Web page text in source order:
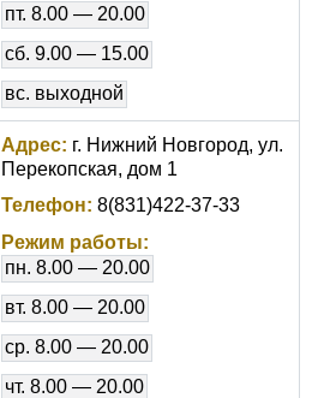
пт. 8.00 — 20.00
сб. 9.00 — 15.00
вс. выходной
Адрес: г. Нижний Новгород, ул.
Перекопская, дом 1
Телефон: 8(831)422-37-33
Режим работы:
пн. 8.00 — 20.00
вт. 8.00 — 20.00
ср. 8.00 — 20.00
чт. 8.00 — 20.00